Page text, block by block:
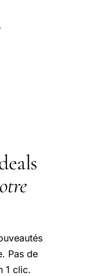
Pas de
1 clic.